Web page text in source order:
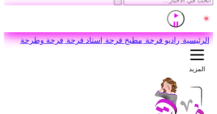
مباشر إذاعة القرآن الكريم من القاهرة
اضغط للاستماع
الرئيسية راديو فرحة مطبخ فرحة استاد فرحة فرحة وطرحة
المزيد